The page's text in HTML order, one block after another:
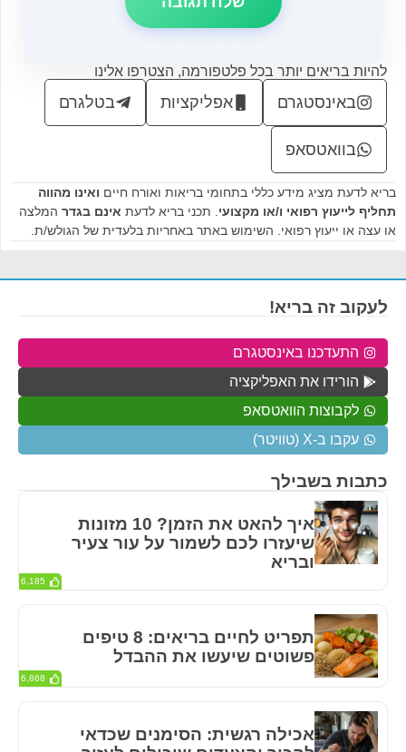
להיות בריאים יותר בכל פלטפורמה, הצטרפו אלינו
באינסטגרם אפליקציות בטלגרם
בוואטסאפ
בריא לדעת מציג מידע כללי בתחומי בריאות ואורח חיים ואינו מהווה
תחליף לייעוץ רפואי ו/או מקצועי . תכני בריא לדעת אינם בגדר המלצה
או עצה או ייעוץ רפואי. השימוש באתר באחריות בלעדית של הגולש/ת.
כתבות בשבילך
איך להאט את הזמן? 10 מזונות
שיעזרו לכם לשמור על עור צעיר
ובריא
6,185
תפריט לחיים בריאים: 8 טיפים
פשוטים שיעשו את ההבדל
6,868
אכילה רגשית: הסימנים שכדאי
לעקוב זה בריא!
התעדכנו באינסטגרם
הורידו את האפליקציה
לקבוצות הוואטסאפ
עקבו ב-X (טוויטר)